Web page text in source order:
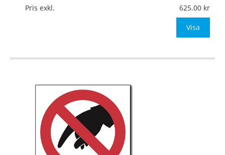
Mått:148x148mm (eller annat mått upp till 0,03m²)
Pris exkl. 625.00
Visa